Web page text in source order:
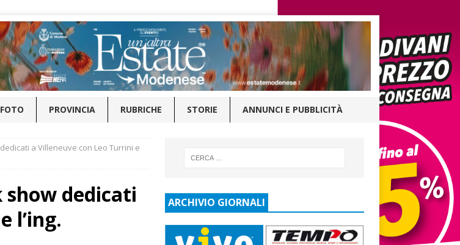
FOTO PROVINCIA RUBRICHE STORIE ANNUNCI E PUBBLICITÀ
a Villeneuve con Leo Turrini e
dedicati
l’ing.
ARCHIVIO GIORNALI